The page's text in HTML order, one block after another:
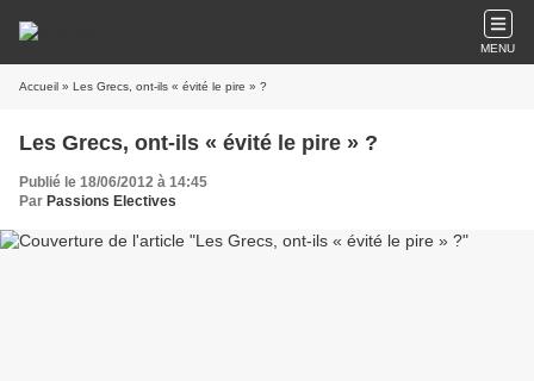
MENU
Accueil » Les Grecs, ont-ils « évité le pire » ?
Les Grecs, ont-ils « évité le pire » ?
Publié le 18/06/2012 à 14:45
Par Passions Electives